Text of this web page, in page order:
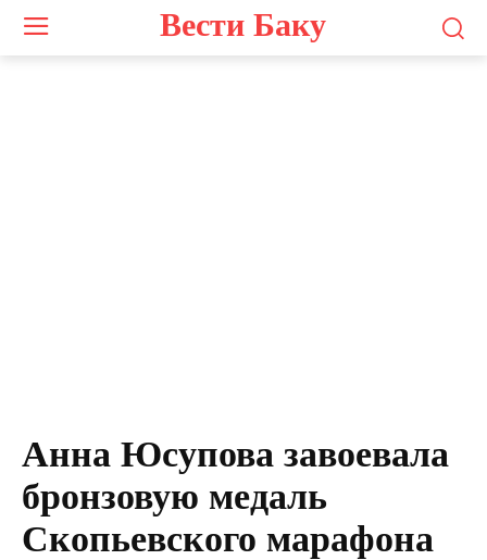
Вести Баку
Анна Юсупова завоевала
бронзовую медаль
Скопьевского марафона